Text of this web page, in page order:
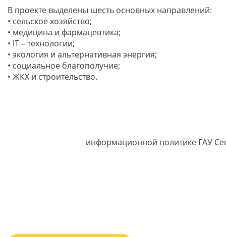
В проекте выделены шесть основных направлений:
• сельское хозяйство;
• медицина и фармацевтика;
• IT – технологии;
• экология и альтернативная энергия;
• социальное благополучие;
• ЖКХ и строительство.
информационной политике ГАУ